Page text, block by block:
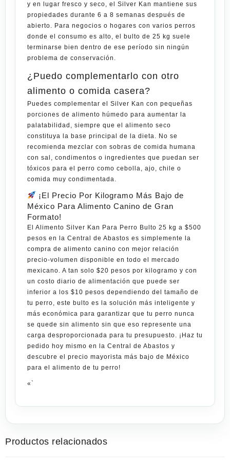
y en lugar fresco y seco, el Silver Kan mantiene sus
propiedades durante 6 a 8 semanas después de
abierto. Para negocios o hogares con varios perros
donde el consumo es alto, el bulto de 25 kg suele
terminarse bien dentro de ese período sin ningún
problema de conservación.
¿Puedo complementarlo con otro
alimento o comida casera?
Puedes complementar el Silver Kan con pequeñas
porciones de alimento húmedo para aumentar la
palatabilidad, siempre que el alimento seco
constituya la base principal de la dieta. No se
recomienda mezclar con sobras de comida humana
con sal, condimentos o ingredientes que puedan ser
tóxicos para el perro como cebolla, ajo, chile o
comida muy condimentada.
¡El Precio Por Kilogramo Más Bajo de
México Para Alimento Canino de Gran
Formato!
El Alimento Silver Kan Para Perro Bulto 25 kg a $500
pesos en la Central de Abastos es simplemente la
compra de alimento canino con mejor relación
precio-volumen disponible en todo el mercado
mexicano. A tan solo $20 pesos por kilogramo y con
un costo diario de alimentación que puede ser
inferior a los $10 pesos dependiendo del tamaño de
tu perro, este bulto es la solución más inteligente y
más económica para garantizar que tu perro nunca
se quede sin alimento sin que eso represente una
carga desproporcionada para tu presupuesto. ¡Haz tu
pedido hoy mismo en la Central de Abastos y
descubre el precio mayorista más bajo de México
para el alimento de tu perro!
«`
Productos relacionados